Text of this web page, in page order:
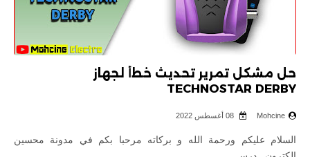
حل مشكل تمرير تحديث خطﺃ لجهاز
TECHNOSTAR DERBY
Mohcine
السلام عليكم ورحمة الله و بركاته مرحبا بكم في مدونة محسين